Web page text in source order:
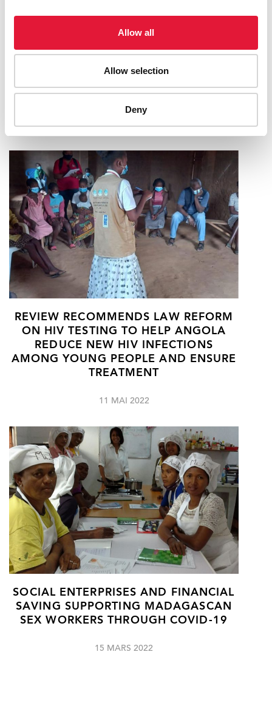
Allow all
Allow selection
Deny
POPULAR AND DEDICATED SINGER
HIV INFECTIONS AMONG CHILDREN
16 JUIN 2022
REVIEW RECOMMENDS LAW REFORM
ON HIV TESTING TO HELP ANGOLA
REDUCE NEW HIV INFECTIONS
AMONG YOUNG PEOPLE AND ENSURE
TREATMENT
11 MAI 2022
SOCIAL ENTERPRISES AND FINANCIAL
SAVING SUPPORTING MADAGASCAN
SEX WORKERS THROUGH COVID-19
15 MARS 2022